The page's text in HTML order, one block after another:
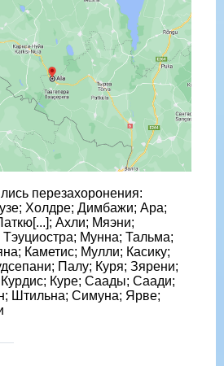
перезахоронения:
Холдре; Димбажи; Ара;
Ахли; Мяэни;
Мунна; Тальма;
Каметис; Мулли; Касику;
Палу; Куря; Зярени;
Куре; Саады; Саади;
Штильна; Симуна; Ярве;